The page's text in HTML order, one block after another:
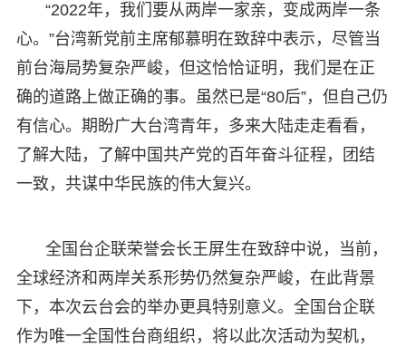
“2022年，我们要从两岸一家亲，变成两岸一条
心。”台湾新党前主席郁慕明在致辞中表示，尽管当
前台海局势复杂严峻，但这恰恰证明，我们是在正
确的道路上做正确的事。虽然已是“80后”，但自己仍
有信心。期盼广大台湾青年，多来大陆走走看看，
了解大陆，了解中国共产党的百年奋斗征程，团结
一致，共谋中华民族的伟大复兴。
全国台企联荣誉会长王屏生在致辞中说，当前，
全球经济和两岸关系形势仍然复杂严峻，在此背景
下，本次云台会的举办更具特别意义。全国台企联
作为唯一全国性台商组织，将以此次活动为契机，